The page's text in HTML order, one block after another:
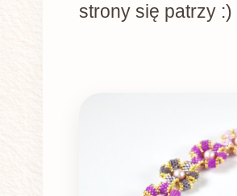
strony się patrzy :)